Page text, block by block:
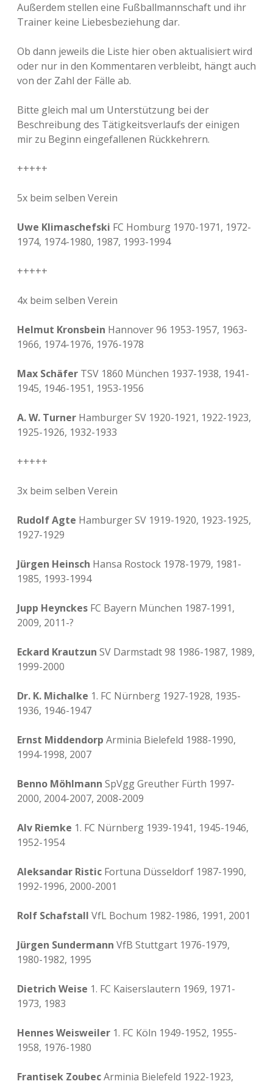
Außerdem stellen eine Fußballmannschaft und ihr
Trainer keine Liebesbeziehung dar.
Ob dann jeweils die Liste hier oben aktualisiert wird
oder nur in den Kommentaren verbleibt, hängt auch
von der Zahl der Fälle ab.
Bitte gleich mal um Unterstützung bei der
Beschreibung des Tätigkeitsverlaufs der einigen
mir zu Beginn eingefallenen Rückkehrern.
+++++
5x beim selben Verein
Uwe Klimaschefski FC Homburg 1970-1971, 1972-
1974, 1974-1980, 1987, 1993-1994
+++++
4x beim selben Verein
Helmut Kronsbein Hannover 96 1953-1957, 1963-
1966, 1974-1976, 1976-1978
Max Schäfer TSV 1860 München 1937-1938, 1941-
1945, 1946-1951, 1953-1956
A. W. Turner Hamburger SV 1920-1921, 1922-1923,
1925-1926, 1932-1933
+++++
3x beim selben Verein
Rudolf Agte Hamburger SV 1919-1920, 1923-1925,
1927-1929
Jürgen Heinsch Hansa Rostock 1978-1979, 1981-
1985, 1993-1994
Jupp Heynckes FC Bayern München 1987-1991,
2009, 2011-?
Eckard Krautzun SV Darmstadt 98 1986-1987, 1989,
1999-2000
Dr. K. Michalke 1. FC Nürnberg 1927-1928, 1935-
1936, 1946-1947
Ernst Middendorp Arminia Bielefeld 1988-1990,
1994-1998, 2007
Benno Möhlmann SpVgg Greuther Fürth 1997-
2000, 2004-2007, 2008-2009
Alv Riemke 1. FC Nürnberg 1939-1941, 1945-1946,
1952-1954
Aleksandar Ristic Fortuna Düsseldorf 1987-1990,
1992-1996, 2000-2001
Rolf Schafstall VfL Bochum 1982-1986, 1991, 2001
Jürgen Sundermann VfB Stuttgart 1976-1979,
1980-1982, 1995
Dietrich Weise 1. FC Kaiserslautern 1969, 1971-
1973, 1983
Hennes Weisweiler 1. FC Köln 1949-1952, 1955-
1958, 1976-1980
Frantisek ZoubecArminia Bielefeld 1922-1923,